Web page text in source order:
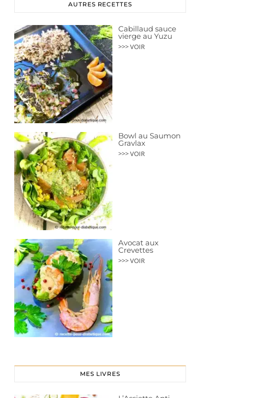
AUTRES RECETTES
Cabillaud sauce
vierge au Yuzu
>>> VOIR
Bowl au Saumon
Gravlax
>>> VOIR
Avocat aux
Crevettes
>>> VOIR
MES LIVRES